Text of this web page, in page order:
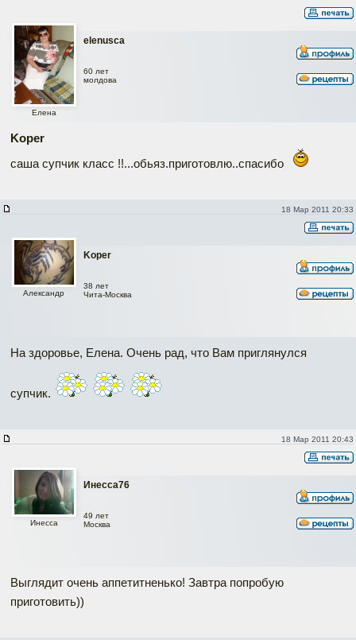
elenusca
Елена
60 лет
молдова
Koper
саша супчик класс !!...обьяз.приготовлю..спасибо
18 Мар 2011 20:33
Koper
Александр
38 лет
Чита-Москва
На здоровье, Елена. Очень рад, что Вам приглянулся
супчик.
18 Мар 2011 20:43
Инесса76
Инесса
49 лет
Москва
Выглядит очень аппетитненько! Завтра попробую
приготовить))